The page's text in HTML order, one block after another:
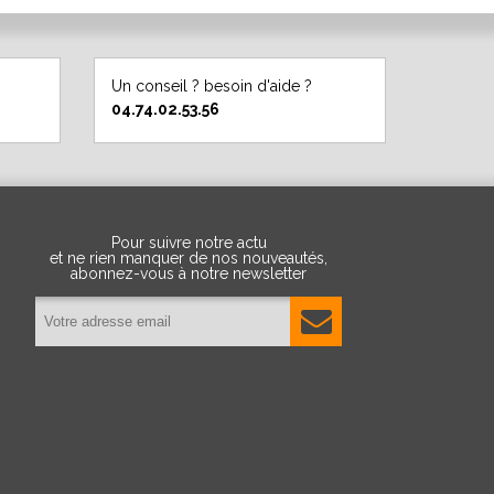
Un conseil ? besoin d'aide ?
04.74.02.53.56
Pour suivre notre actu
et ne rien manquer de nos nouveautés,
abonnez-vous à notre newsletter